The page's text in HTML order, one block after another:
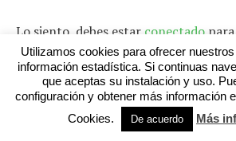
Lo siento, debes estar conectado
comentario.
Utilizamos cookies para ofrecer
información estadística. Si continuas
que aceptas su instalación y uso.
configuración y obtener más información
Cookies.
De acuerdo Más